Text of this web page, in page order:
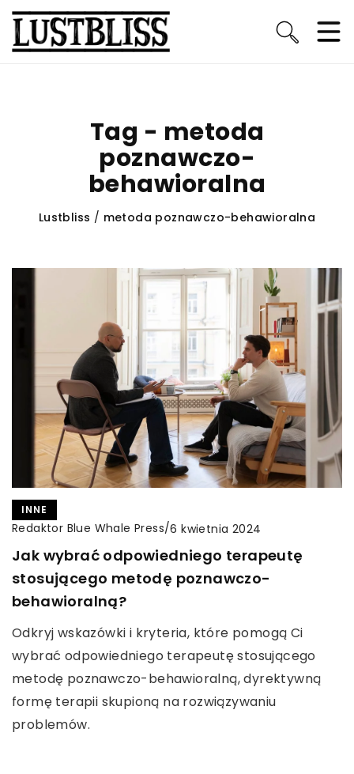
Tag - metoda
poznawczo-
behawioralna
Lustbliss / metoda poznawczo-behawioralna
INNE
Redaktor Blue Whale Press/6 kwietnia 2024
Jak wybrać odpowiedniego terapeutę
stosującego metodę poznawczo-
behawioralną?
Odkryj wskazówki i kryteria, które pomogą Ci
wybrać odpowiedniego terapeutę stosującego
metodę poznawczo-behawioralną, dyrektywną
formę terapii skupioną na rozwiązywaniu
problemów.